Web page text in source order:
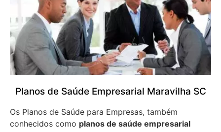
Planos de Saúde Empresarial Maravilha SC
Os Planos de Saúde para Empresas, também
conhecidos como planos de saúde empresarial